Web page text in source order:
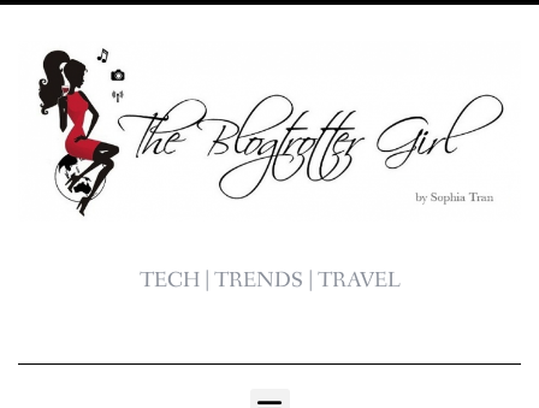
TECH | TRENDS | TRAVEL